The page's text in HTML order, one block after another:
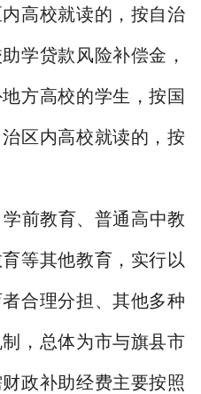
高校就读的，按自治
学贷款风险补偿金，
方高校的学生，按国
区内高校就读的，按
学前教育、普通高中教
等其他教育，实行以
合理分担、其他多种
，总体为市与旗县市
政补助经费主要按照